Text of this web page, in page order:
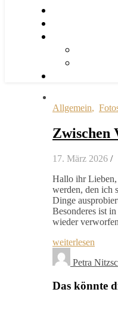
Allgemein,
Zwischen
17. März 2026 /
Hallo ihr Lieben,
werden, den ich
Dinge
Besonderes ist
wieder
weiterlesen
Petra
Das könnte